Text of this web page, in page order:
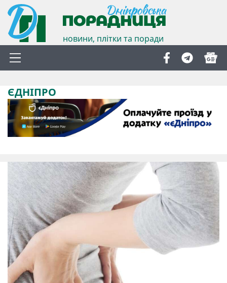
новини, плітки та поради
ЄДНІПРО